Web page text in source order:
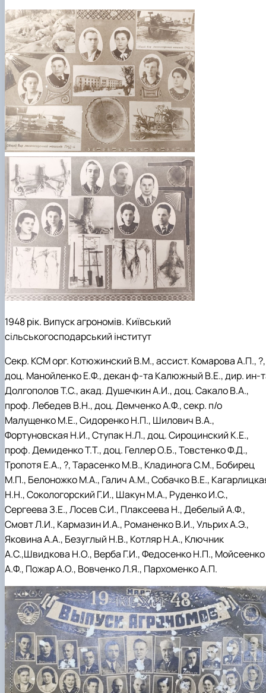
1948 рік. Випуск агрономів. Київський
сільськогосподарський інститут
Секр. КСМ орг. Котюжинский В.М., ассист. Комарова А.П., ?,
доц. Манойленко Е.Ф., декан ф-та Калюжный В.Е., дир. ин-
Долгополов Т.С., акад. Душечкин А.И., доц. Сакало В.А.,
проф. Лебедев В.Н., доц. Демченко А.Ф., секр. п/о
Малущенко М.Е., Сидоренко Н.П., Шилович В.А.,
Фортуновская Н.И., Ступак Н.Л., доц. Сироцинский К.Е.,
проф. Демиденко Т.Т., доц. Геллер О.Б., Товстенко Ф.Д.,
Тропотя Е.А., ?, Тарасенко М.В., Кладинога С.М., Бобирец
М.П., Белоножко М.А., Галич А.М., Собачко В.Е.,
Н.Н., Сокологорский Г.И., Шакун М.А., Руденко И.С.,
Сергеева З.Е., Лосев С.И., Плаксеева Н., Дебелый А.Ф.,
Смовт Л.И., Кармазин И.А., Романенко В.И., Ульрих А.Э.,
Яковина А.А., Безуглый Н.В., Котляр Н.А., Ключник
А.С.,Швидкова Н.О., Верба Г.И., Федосенко Н.П., Мойсеенко
А.Ф., Пожар А.О., Вовченко Л.Я., Пархоменко А.П.